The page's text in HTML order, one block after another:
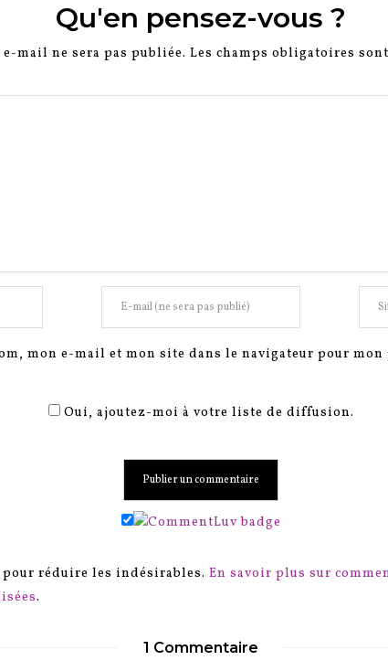
Qu'en pensez-vous ?
e-mail ne sera pas publiée. Les champs obligatoires
mon e-mail et mon site dans le navigateur pour
Oui, ajoutez-moi à votre liste de diffusion.
réduire les indésirables. En savoir plus sur
.
1 Commentaire